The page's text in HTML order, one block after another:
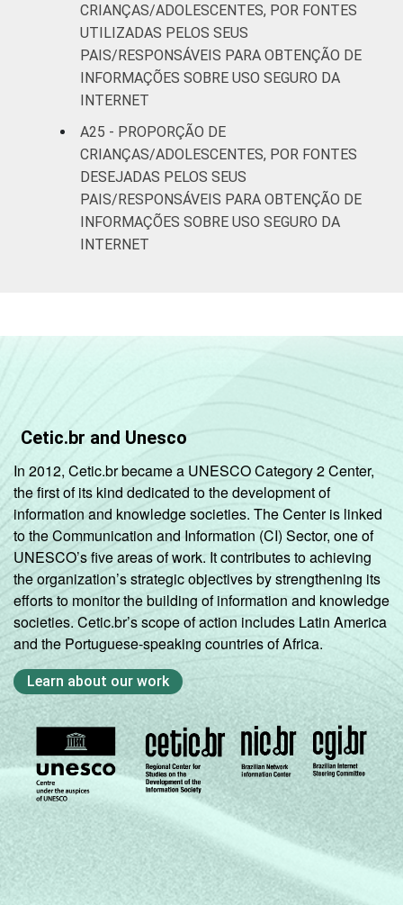
CRIANÇAS/ADOLESCENTES, POR FONTES
UTILIZADAS PELOS SEUS
PAIS/RESPONSÁVEIS PARA OBTENÇÃO DE
INFORMAÇÕES SOBRE USO SEGURO DA
INTERNET
A25 - PROPORÇÃO DE
CRIANÇAS/ADOLESCENTES, POR FONTES
DESEJADAS PELOS SEUS
PAIS/RESPONSÁVEIS PARA OBTENÇÃO DE
INFORMAÇÕES SOBRE USO SEGURO DA
INTERNET
Cetic.br and Unesco
In 2012, Cetic.br became a UNESCO Category 2 Center,
the first of its kind dedicated to the development of
information and knowledge societies. The Center is linked
to the Communication and Information (CI) Sector, one of
UNESCO’s five areas of work. It contributes to achieving
the organization’s strategic objectives by strengthening its
efforts to monitor the building of information and knowledge
societies. Cetic.br’s scope of action includes Latin America
and the Portuguese-speaking countries of Africa.
Learn about our work